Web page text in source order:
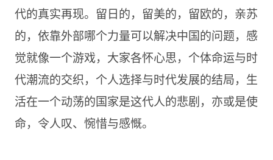
代的真实再现。留日的，留美的，留欧的，亲苏
的，依靠外部哪个力量可以解决中国的问题，感
觉就像一个游戏，大家各怀心思，个体命运与时
代潮流的交织，个人选择与时代发展的结局，生
活在一个动荡的国家是这代人的悲剧，亦或是使
命，令人叹、惋惜与感慨。